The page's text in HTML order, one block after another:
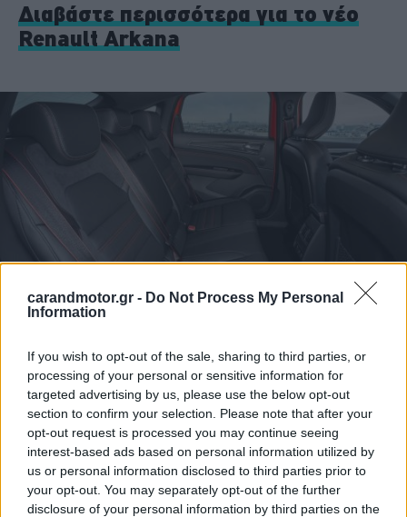
carandmotor.gr - Do Not Process My Personal
Information
If you wish to opt-out of the sale, sharing to third parties, or
processing of your personal or sensitive information for
targeted advertising by us, please use the below opt-out
section to confirm your selection. Please note that after your
opt-out request is processed you may continue seeing
interest-based ads based on personal information utilized by
us or personal information disclosed to third parties prior to
your opt-out. You may separately opt-out of the further
disclosure of your personal information by third parties on the
Διαβάστε περισσότερα για το νέο
Renault Arkana